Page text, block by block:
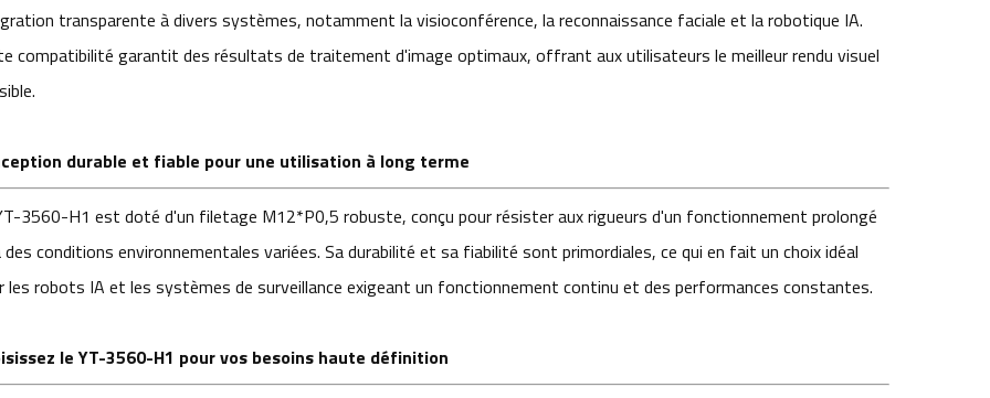
transparente à divers systèmes, notamment la visioconférence, la reconnaissance faciale et la robotique IA.
compatibilité garantit des résultats de traitement d'image optimaux, offrant aux utilisateurs le meilleur rendu visuel
durable et fiable pour une utilisation à long terme
3560-H1 est doté d'un filetage M12*P0,5 robuste, conçu pour résister aux rigueurs d'un fonctionnement prolongé
conditions environnementales variées. Sa durabilité et sa fiabilité sont primordiales, ce qui en fait un choix idéal
les robots IA et les systèmes de surveillance exigeant un fonctionnement continu et des performances constantes.
le YT-3560-H1 pour vos besoins haute définition